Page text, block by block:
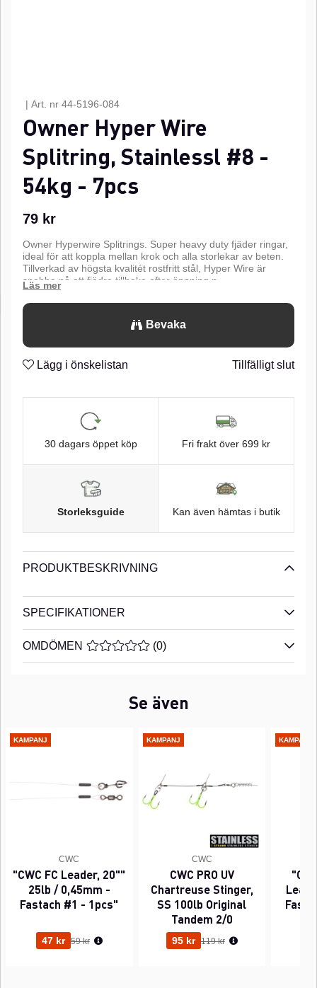
| Art. nr 44-5196-084
Owner Hyper Wire
Splitring, Stainlessl #8 -
54kg - 7pcs
79 kr
Owner Hyperwire Splitrings. Super heavy duty fjäder ringar,
ideal för att koppla mellan krok och alla storlekar av beten.
Tillverkad av högsta kvalitét rostfritt stål, Hyper Wire är
snabba på att fjädra tillbaka efter öppning.n
n
n
Bevaka
Lägg i önskelistan Tillfälligt slut
30 dagars öppet köp Fri frakt över 699 kr
Storleksguide Kan även hämtas i butik
PRODUKTBESKRIVNING
SPECIFIKATIONER
OMDÖMEN MEDELBETYG 0 AV 5 ANTAL BETYG 0
(0)
Se även
KAMPANJ
CWC
"CWC FC Leader, 20""
25lb / 0,45mm -
Fastach #1 - 1pcs"
47 kr Ordinarie pris:
59 kr
KAMPANJ
CWC
CWC PRO UV
Chartreuse Stinger,
SS 100lb Original
Tandem 2/0
95 kr Ordinarie pris:
119 kr
KAMPANJ